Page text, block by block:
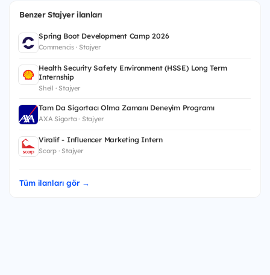
Benzer Stajyer ilanları
Spring Boot Development Camp 2026
Commencis · Stajyer
Health Security Safety Environment (HSSE) Long Term
Internship
Shell · Stajyer
Tam Da Sigortacı Olma Zamanı Deneyim Programı
AXA Sigorta · Stajyer
Viralif - Influencer Marketing Intern
Scorp · Stajyer
Tüm ilanları gör →